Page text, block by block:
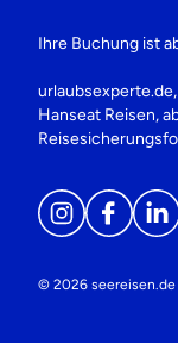
Ihre Buchung ist
Hanseat Reisen,
© 2026 seereisen.de